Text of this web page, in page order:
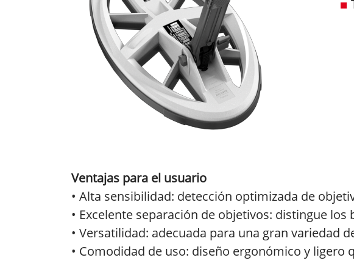
Ventajas para el usuario
• Alta sensibilidad: detección optimizada de
• Excelente separación de objetivos: distingue
• Versatilidad: adecuada para una gran variedad
• Comodidad de uso: diseño ergonómico y ligero